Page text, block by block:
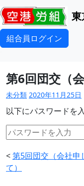
東
組合員ログイン
第6回団交（
未分類 2020年11月25日
以下にパスワードを
<第5回団交（会社申
て）